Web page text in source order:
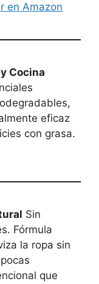
en Amazon
Cocina
eficaz
con grasa.
Sin
Fórmula
la ropa sin
que